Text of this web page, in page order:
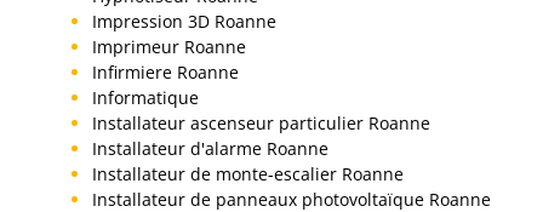
Impression 3D Roanne
Imprimeur Roanne
Infirmiere Roanne
Informatique
Installateur ascenseur particulier Roanne
Installateur d'alarme Roanne
Installateur de monte-escalier Roanne
Installateur de panneaux photovoltaïque Roanne